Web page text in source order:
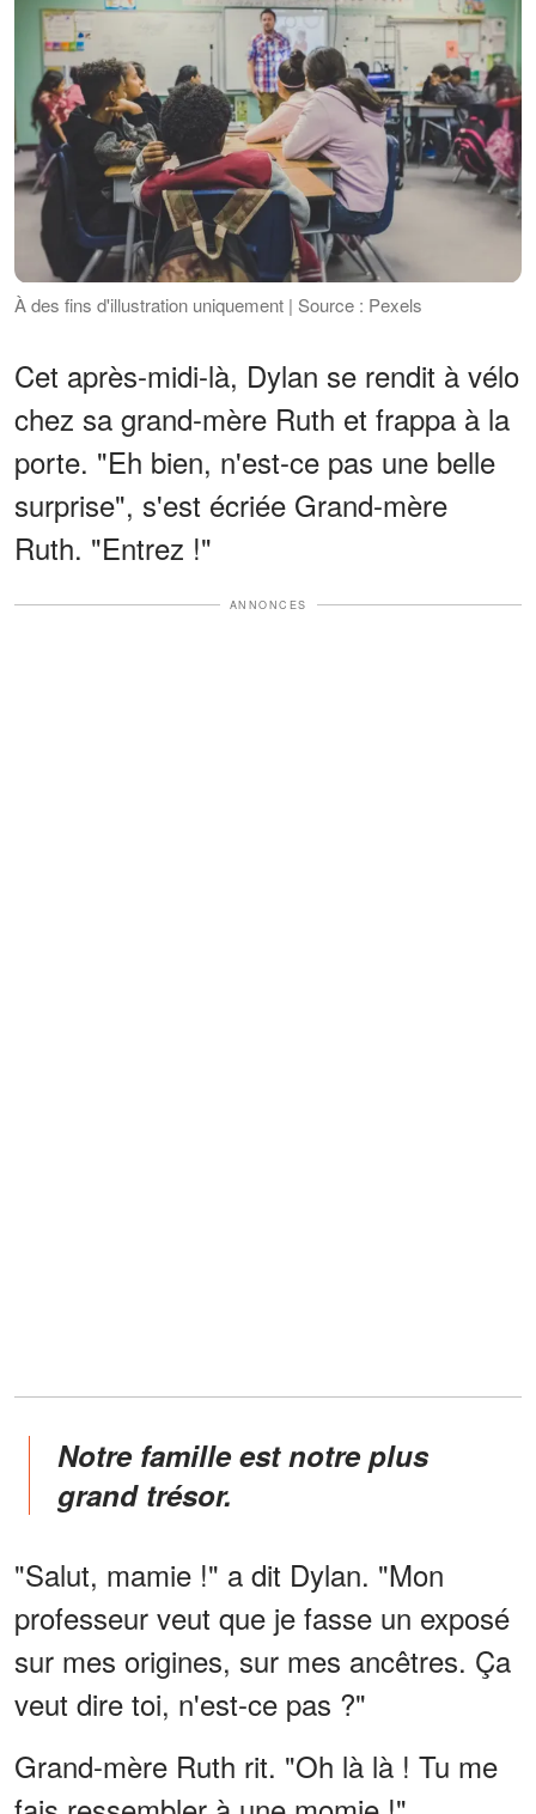
À des fins d'illustration uniquement | Source : Pexels
Cet après-midi-là, Dylan se rendit à vélo
chez sa grand-mère Ruth et frappa à la
porte. "Eh bien, n'est-ce pas une belle
surprise", s'est écriée Grand-mère
Ruth. "Entrez !"
ANNONCES
Notre famille est notre plus
grand trésor.
"Salut, mamie !" a dit Dylan. "Mon
professeur veut que je fasse un exposé
sur mes origines, sur mes ancêtres. Ça
veut dire toi, n'est-ce pas ?"
Grand-mère Ruth rit. "Oh là là ! Tu me